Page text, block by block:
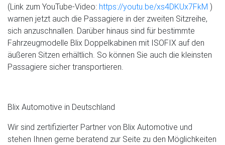
(Link zum YouTube-Video: https://youtu.be/xs4DKUx7FkM )
warnen jetzt auch die Passagiere in der zweiten Sitzreihe,
sich anzuschnallen. Darüber hinaus sind für bestimmte
Fahrzeugmodelle Blix Doppelkabinen mit ISOFIX auf den
äußeren Sitzen erhältlich. So können Sie auch die kleinsten
Passagiere sicher transportieren.
Blix Automotive in Deutschland
Wir sind zertifizierter Partner von Blix Automotive und
stehen Ihnen gerne beratend zur Seite zu den Möglichkeiten